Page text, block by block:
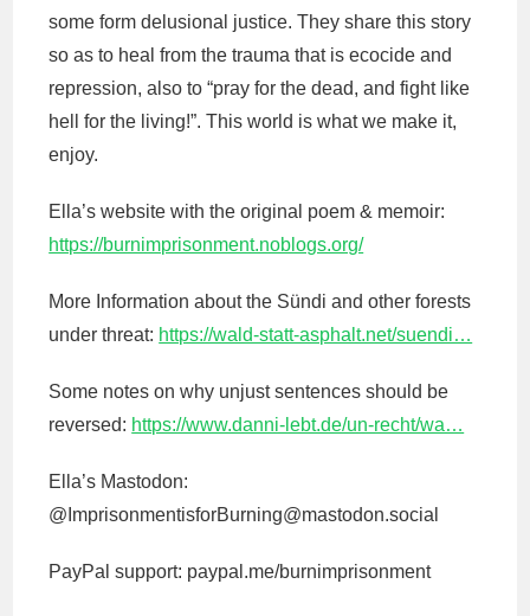
some form delusional justice. They share this story
so as to heal from the trauma that is ecocide and
repression, also to “pray for the dead, and fight like
hell for the living!”. This world is what we make it,
enjoy.
Ella’s website with the original poem & memoir:
https://burnimprisonment.noblogs.org/
More Information about the Sündi and other forests
under threat: https://wald-statt-asphalt.net/suendi…
Some notes on why unjust sentences should be
reversed: https://www.danni-lebt.de/un-recht/wa…
Ella’s Mastodon:
@ImprisonmentisforBurning@mastodon.social
PayPal support: paypal.me/burnimprisonment